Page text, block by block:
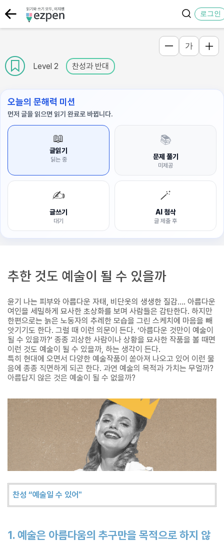
로그인
Level 2 찬성과 반대
가
오늘의 문해력 미션
먼저 글을 읽으면 읽기 완료로 바뀝니다.
📖
글읽기
읽는 중
📚
문제 풀기
미제공
✍️
글쓰기
대기
🪄
AI 첨삭
글 제출 후
추한 것도 예술이 될 수 있을까
윤기 나는 피부와 아름다운 자태, 비단옷의 생생한 질감…. 아름다운
여인을 세밀하게 묘사한 초상화를 보며 사람들은 감탄한다. 하지만
한편으로는 늙은 노동자의 추레한 모습을 그린 스케치에 마음을 빼
앗기기도 한다. 그럴 때 이런 의문이 든다. ‘아름다운 것만이 예술이
될 수 있을까?’ 종종 괴상한 사람이나 상황을 묘사한 작품을 볼 때면
이런 것도 예술이 될 수 있을까, 하는 생각이 든다.
특히 현대에 오면서 다양한 예술작품이 쏟아져 나오고 있어 이런 물
음에 종종 직면하게 되곤 한다. 과연 예술의 목적과 가치는 무얼까?
아름답지 않은 것은 예술이 될 수 없을까?
찬성 “예술일 수 있어"
1. 예술은 아름다움의 추구만을 목적으로 하지 않